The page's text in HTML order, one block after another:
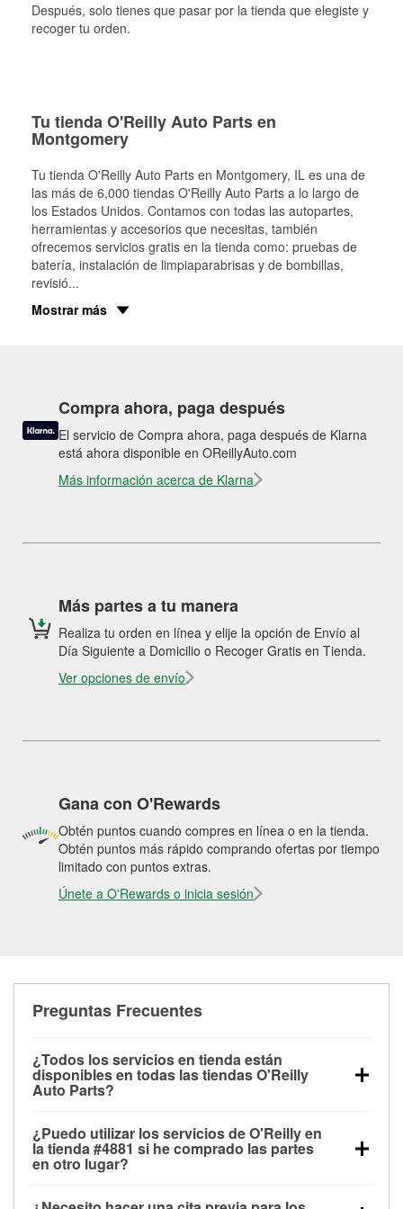
Después, solo tienes que pasar por la tienda que elegiste y
recoger tu orden.
Tu tienda O'Reilly Auto Parts en
Montgomery
Tu tienda O'Reilly Auto Parts en Montgomery, IL es una de
las más de 6,000 tiendas O'Reilly Auto Parts a lo largo de
los Estados Unidos. Contamos con todas las autopartes,
herramientas y accesorios que necesitas, también
ofrecemos servicios gratis en la tienda como: pruebas de
batería, instalación de limpiaparabrisas y de bombillas,
revisió...
Mostrar más
Compra ahora, paga después
El servicio de Compra ahora, paga después de Klarna
está ahora disponible en OReillyAuto.com
Más información acerca de Klarna
Más partes a tu manera
Realiza tu orden en línea y elije la opción de Envío al
Día Siguiente a Domicilio o Recoger Gratis en Tienda.
Ver opciones de envío
Gana con O'Rewards
Obtén puntos cuando compres en línea o en la tienda.
Obtén puntos más rápido comprando ofertas por tiempo
limitado con puntos extras.
Únete a O'Rewards o inicia sesión
Preguntas Frecuentes
¿Todos los servicios en tienda están
disponibles en todas las tiendas O'Reilly
Auto Parts?
las pruebas de batería, pruebas de alternador y
motor de arranque, revisión de la luz “Check Engine”
con O'Reilly VeriScan® e instalación de
limpiaparabrisas o bombillas, están disponibles en
¿Puedo utilizar los servicios de O'Reilly en
la tienda #4881 si he comprado las partes
en otro lugar?